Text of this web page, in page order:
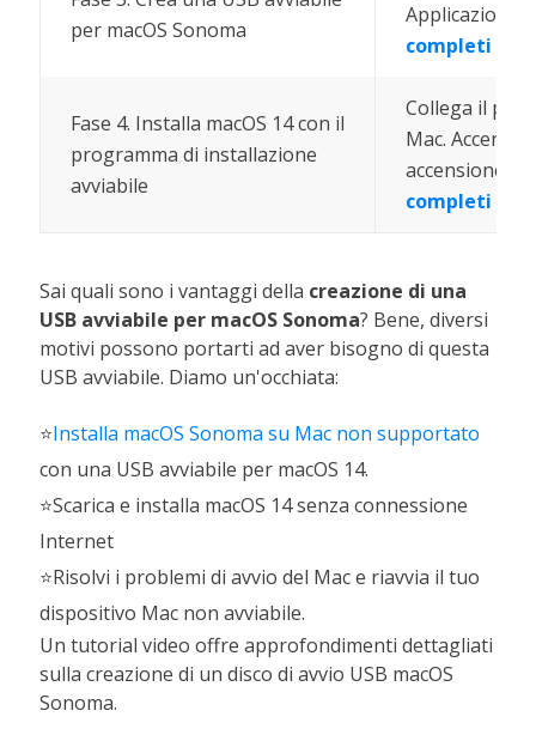
per macOS Sonoma
Applicazioni
completi
Fase 4. Installa macOS 14 con il
programma di installazione
avviabile
Collega il
Mac. Accendi
accensione e
completi
Sai quali sono i vantaggi della creazione di una
USB avviabile per macOS Sonoma? Bene, diversi
motivi possono portarti ad aver bisogno di questa
USB avviabile. Diamo un'occhiata:
⭐Installa macOS Sonoma su Mac non supportato
con una USB avviabile per macOS 14.
⭐Scarica e installa macOS 14 senza connessione
Internet
⭐Risolvi i problemi di avvio del Mac e riavvia il tuo
dispositivo Mac non avviabile.
Un tutorial video offre approfondimenti dettagliati
sulla creazione di un disco di avvio USB macOS
Sonoma.